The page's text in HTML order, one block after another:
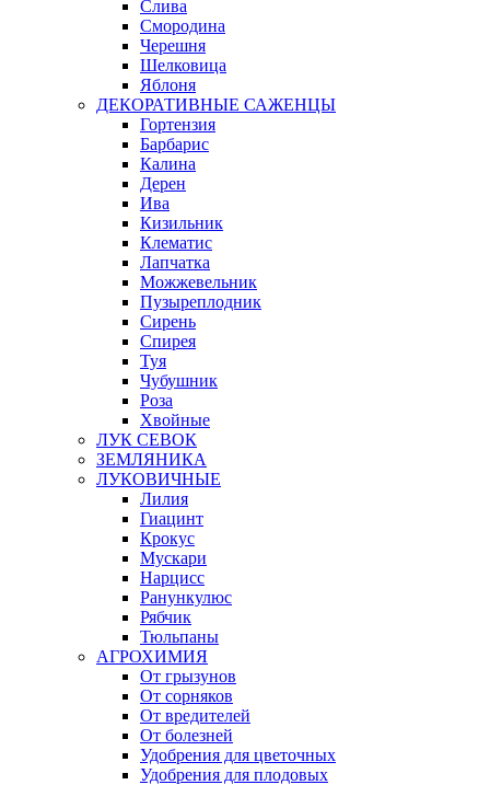
Слива
Смородина
Черешня
Шелковица
Яблоня
ДЕКОРАТИВНЫЕ САЖЕНЦЫ
Гортензия
Барбарис
Калина
Дерен
Ива
Кизильник
Клематис
Лапчатка
Можжевельник
Пузыреплодник
Сирень
Спирея
Туя
Чубушник
Роза
Хвойные
ЛУК СЕВОК
ЗЕМЛЯНИКА
ЛУКОВИЧНЫЕ
Лилия
Гиацинт
Крокус
Мускари
Нарцисс
Ранункулюс
Рябчик
Тюльпаны
АГРОХИМИЯ
От грызунов
От сорняков
От вредителей
От болезней
Удобрения для цветочных
Удобрения для плодовых